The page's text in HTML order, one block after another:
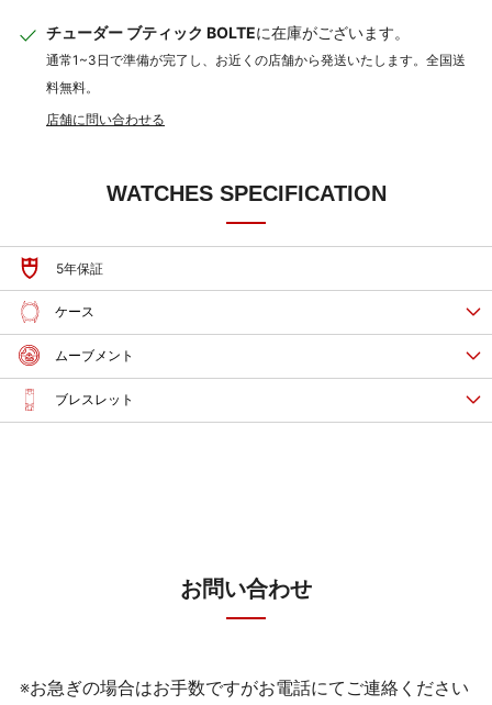
チューダー ブティック BOLTEに在庫がございます。
通常1~3日で準備が完了し、お近くの店舗から発送いたします。全国送
料無料。
店舗に問い合わせる
WATCHES SPECIFICATION
5年保証
ケース
ムーブメント
ブレスレット
お問い合わせ
※お急ぎの場合はお手数ですがお電話にてご連絡ください